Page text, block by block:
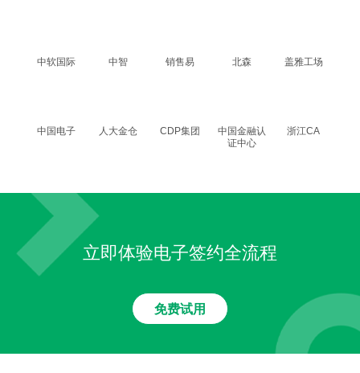
中软国际 中智 销售易 北森 盖雅工场
中国电子 人大金仓 CDP集团
中国金融认
证中心
浙江CA
立即体验电子签约全流程
免费试用